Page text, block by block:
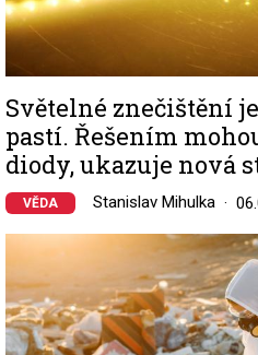
Světelné znečištění
pastí. Řešením
diody, ukazuje nová
VĚDA Stanislav Mihulka
Image